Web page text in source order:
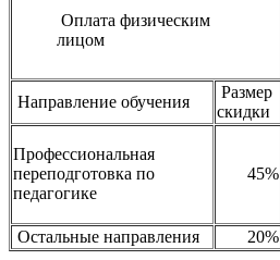
Оплата физическим
лицом
Направление обучения
Размер
скидки
Профессиональная
переподготовка по
педагогике
45%
Остальные направления
20%